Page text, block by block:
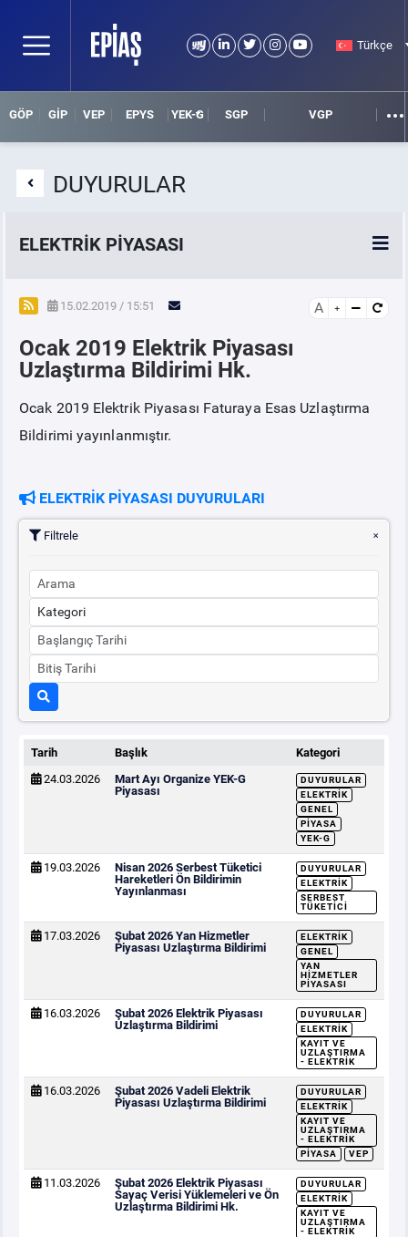
Türkçe
GÖP GİP VEP EPYS YEK-G SGP VGP
DUYURULAR
ELEKTRİK PİYASASI
SPOT ELEKTRİK PİYASALARI
ÖRNEK FİNANS BELGELERİ
VADELİ ELEKTRİK PİYASASI
SERBEST TÜKETİCİ
TEMİNAT
BÜLTENLER
DUYURULAR
BT HİZMET YÖNETİM SİSTEMİ POLİTİKAMIZ
15.02.2019 / 15:51 A
Ocak 2019 Elektrik Piyasası
Uzlaştırma Bildirimi Hk.
Ocak 2019 Elektrik Piyasası Faturaya Esas Uzlaştırma
Bildirimi yayınlanmıştır.
ELEKTRİK PİYASASI DUYURULARI
Filtrele
Tarih Başlık
Kategori
24.03.2026
Mart Ayı Organize YEK-G
Piyasası
DUYURULAR
ELEKTRIK
GENEL
PIYASA
YEK-G
19.03.2026
Nisan 2026 Serbest Tüketici
Hareketleri Ön Bildirimin
Yayınlanması
DUYURULAR
ELEKTRIK
SERBEST
TÜKETICI
17.03.2026
Şubat 2026 Yan Hizmetler
Piyasası Uzlaştırma Bildirimi
ELEKTRIK
GENEL
YAN
HIZMETLER
PIYASASI
16.03.2026
Şubat 2026 Elektrik Piyasası
Uzlaştırma Bildirimi
DUYURULAR
ELEKTRIK
KAYIT VE
UZLAŞTIRMA
- ELEKTRIK
16.03.2026
Şubat 2026 Vadeli Elektrik
Piyasası Uzlaştırma Bildirimi
DUYURULAR
ELEKTRIK
KAYIT VE
UZLAŞTIRMA
- ELEKTRIK
PIYASA
VEP
11.03.2026
Şubat 2026 Elektrik Piyasası
Sayaç Verisi Yüklemeleri ve Ön
Uzlaştırma Bildirimi Hk.
DUYURULAR
ELEKTRIK
KAYIT VE
UZLAŞTIRMA
- ELEKTRIK